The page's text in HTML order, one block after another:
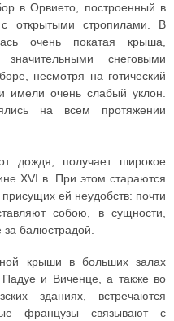
в Орвието, построенный в
открытыми стропилами. В
очень покатая крыша,
снеговыми
несмотря на готический
имели очень слабый уклон.
на всем протяжении
дождя, получает широкое
XVI в. При этом стараются
ей неудобств: почти
собою, в сущности,
балюстрадой.
крыши в больших залах
и Виченце, а также во
зданиях, встречаются
французы связывают с